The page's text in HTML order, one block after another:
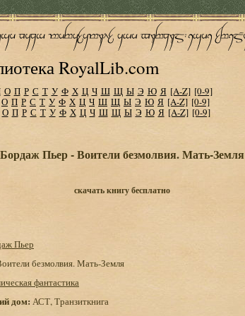
RoyalLib.com
О П Р С Т У Ф Х Ц Ч Ш Щ Ы Э Ю Я [A-Z] [0-9]
О П Р С Т У Ф Х Ц Ч Ш Щ Ы Э Ю Я [A-Z] [0-9]
О П Р С Т У Ф Х Ц Ч Ш Щ Ы Э Ю Я [A-Z] [0-9]
Бордаж Пьер - Воители безмолвия. Мать-Земля
скачать книгу бесплатно
Пьер
безмолвия. Мать-Земля
фантастика
дом: АСТ, Транзиткнига